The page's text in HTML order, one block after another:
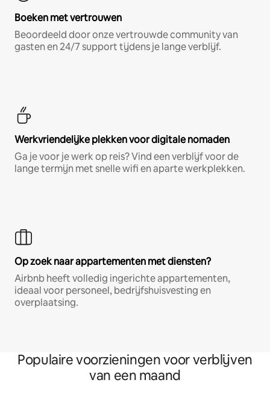
Boeken met vertrouwen
Beoordeeld door onze vertrouwde community van
gasten en 24/7 support tijdens je lange verblijf.
Werkvriendelijke plekken voor digitale nomaden
Ga je voor je werk op reis? Vind een verblijf voor de
lange termijn met snelle wifi en aparte werkplekken.
Op zoek naar appartementen met diensten?
Airbnb heeft volledig ingerichte appartementen,
ideaal voor personeel, bedrijfshuisvesting en
overplaatsing.
Populaire voorzieningen voor verblijven
van een maand